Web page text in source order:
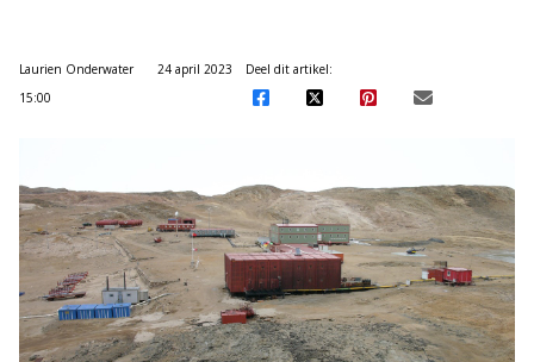
Laurien Onderwater
24 april 2023
15:00
Deel dit artikel: